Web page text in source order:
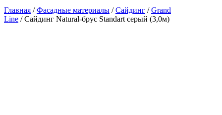
Главная /Фасадные материалы /Сайдинг /Grand
Line / Сайдинг Natural-брус Standart серый (3,0м)